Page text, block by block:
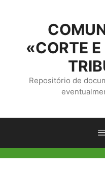
conteúdo«CORTE
Repositório de